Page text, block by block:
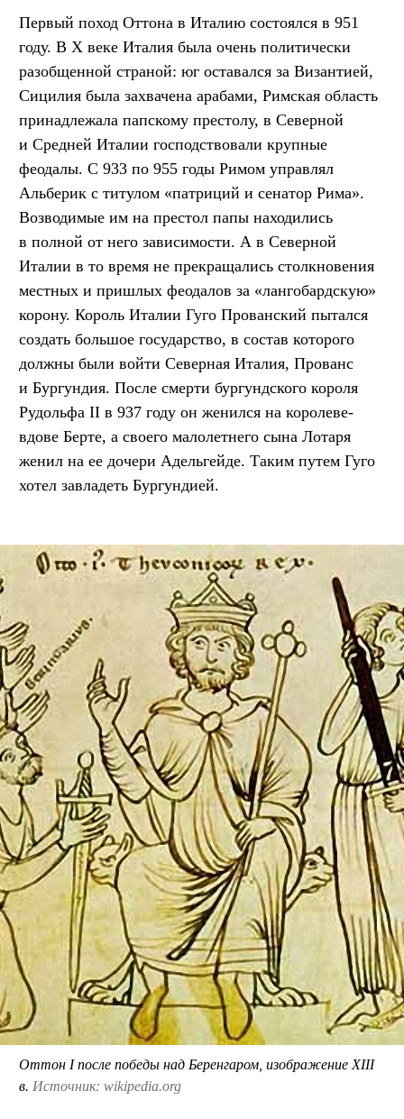
Первый поход Оттона в Италию состоялся в 951
году. В X веке Италия была очень политически
разобщенной страной: юг оставался за Византией,
Сицилия была захвачена арабами, Римская область
принадлежала папскому престолу, в Северной
и Средней Италии господствовали крупные
феодалы. С 933 по 955 годы Римом управлял
Альберик с титулом «патриций и сенатор Рима».
Возводимые им на престол папы находились
в полной от него зависимости. А в Северной
Италии в то время не прекращались столкновения
местных и пришлых феодалов за «лангобардскую»
корону. Король Италии Гуго Прованский пытался
создать большое государство, в состав которого
должны были войти Северная Италия, Прованс
и Бургундия. После смерти бургундского короля
Рудольфа II в 937 году он женился на королеве-
вдове Берте, а своего малолетнего сына Лотаря
женил на ее дочери Адельгейде. Таким путем Гуго
хотел завладеть Бургундией.
Оттон I после победы над Беренгаром, изображение XIII
в. Источник: wikipedia.org